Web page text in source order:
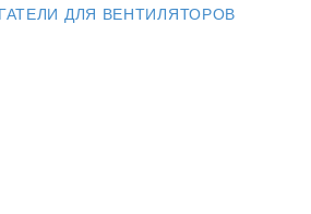
ДЛЯ ВЕНТИЛЯТОРОВ